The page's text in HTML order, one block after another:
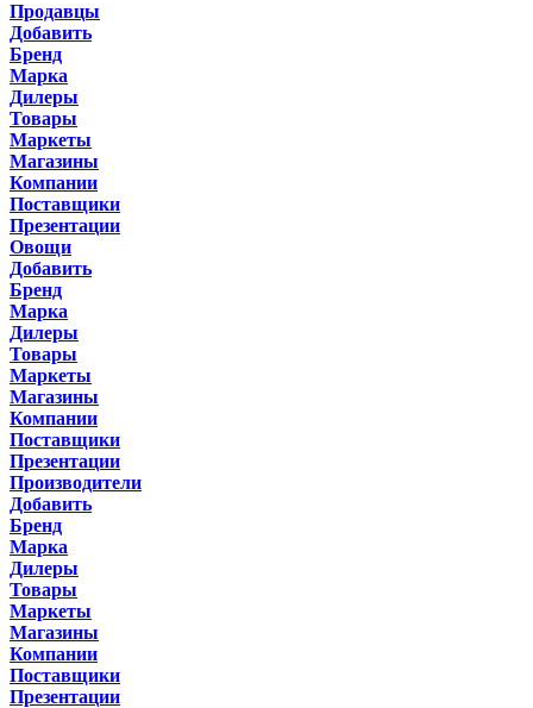
Продавцы
Добавить
Бренд
Марка
Дилеры
Товары
Маркеты
Магазины
Компании
Поставщики
Презентации
Овощи
Добавить
Бренд
Марка
Дилеры
Товары
Маркеты
Магазины
Компании
Поставщики
Презентации
Производители
Добавить
Бренд
Марка
Дилеры
Товары
Маркеты
Магазины
Компании
Поставщики
Презентации